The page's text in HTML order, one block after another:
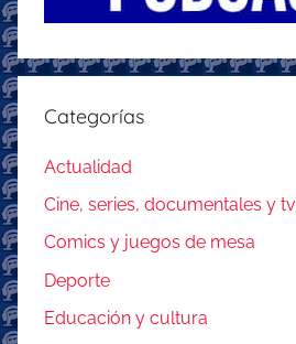
Categorías
Actualidad
Cine, series, documentales y tv
Comics y juegos de mesa
Deporte
Educación y cultura